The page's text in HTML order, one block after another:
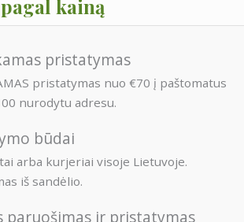
kainą
pristatymas
pristatymas nuo €70 į paštomatus
nurodytu adresu.
būdai
arba kurjeriai visoje Lietuvoje.
iš sandėlio.
paruošimas ir pristatymas